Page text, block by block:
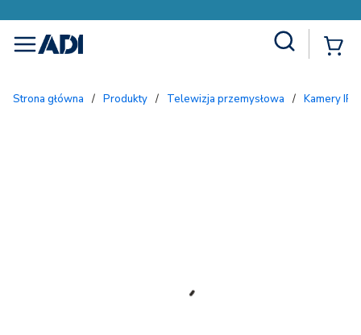
menu
Strona główna / Produkty / Telewizja przemysłowa / Kamery IP